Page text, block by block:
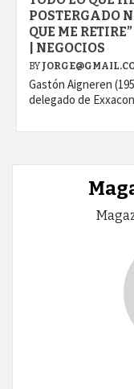
POSTERGADO
QUE ME
| NEGOCIOS
BY
Gastón Aigneren
delegado de